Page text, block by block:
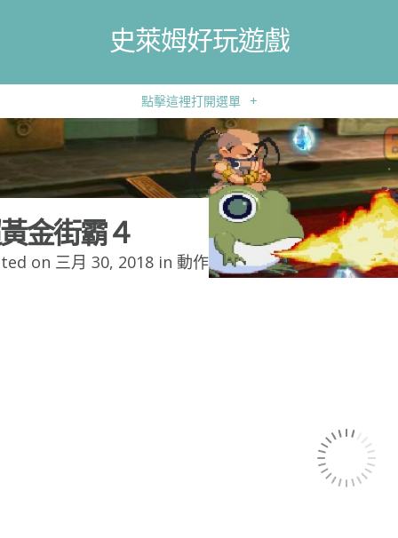
史萊姆好玩遊戲
點擊這裡打開選單 +
金街霸４
on 三月 30, 2018 in 動作